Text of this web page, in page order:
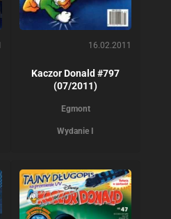
16.02.2011
Kaczor Donald #797
(07/2011)
Egmont
Wydanie I